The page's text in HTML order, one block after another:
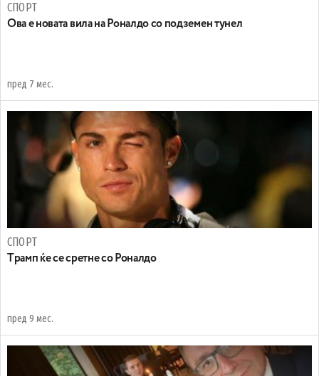
СПОРТ
Oва е новата вила на Роналдо со подземен тунел
пред 7 мес.
СПОРТ
Tрамп ќе се сретне со Роналдо
пред 9 мес.